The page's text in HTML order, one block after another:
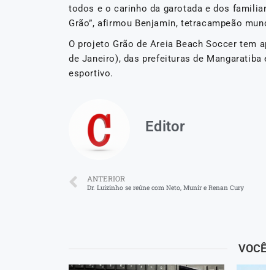
todos e o carinho da garotada e dos
Grão”, afirmou Benjamin, tetracampeão
O projeto Grão de Areia Beach Soccer tem
de Janeiro), das prefeituras de
esportivo.
Editor
ANTERIOR
Dr. Luizinho se reúne com Neto, Munir e Renan Cury